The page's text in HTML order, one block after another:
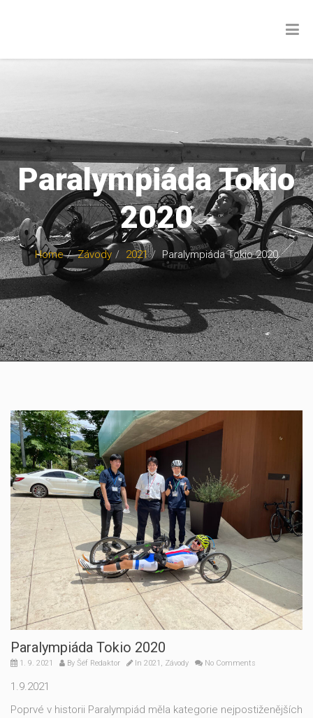
Paralympiáda Tokio
2020
Home Závody 2021 Paralympiáda Tokio 2020
Paralympiáda Tokio 2020
1. 9. 2021 By Šéf Redaktor In 2021 Závody No Comments
1.9.2021
Poprvé v historii Paralympiád měla kategorie nejpostiženějších